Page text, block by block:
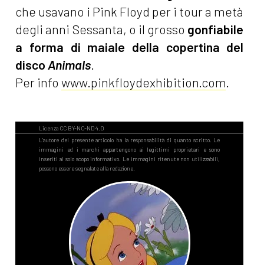
che usavano i Pink Floyd per i tour a metà
degli anni Sessanta, o il grosso gonfiabile
a forma di maiale della copertina del
disco Animals
Per infowww.pinkfloydexhibition.com